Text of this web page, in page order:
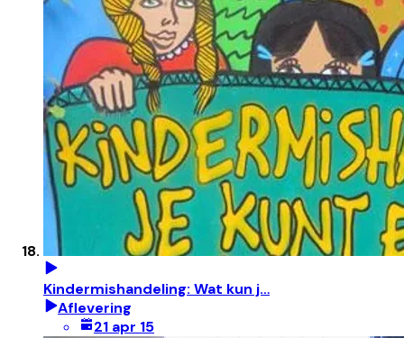
Kindermishandeling: Wat kun j…
Aflevering
21 apr 15